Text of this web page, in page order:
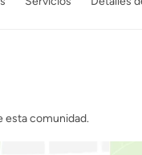
esta comunidad.